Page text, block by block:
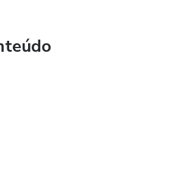
formação de novos advogados e para o
desafios e oportunidades de